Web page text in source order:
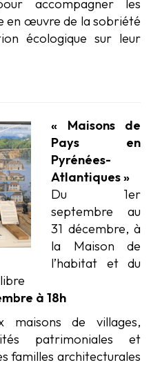
accompagner les
en œuvre de la sobriété
écologique sur leur
« Maisons de
Pays en
Pyrénées-
Atlantiques »
Du 1er
septembre au
31 décembre, à
la Maison de
l’habitat et du
à 18h
maisons de villages,
patrimoniales et
familles architecturales